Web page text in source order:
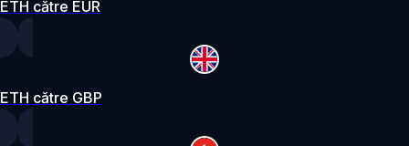
ETH către EUR
ETH către GBP